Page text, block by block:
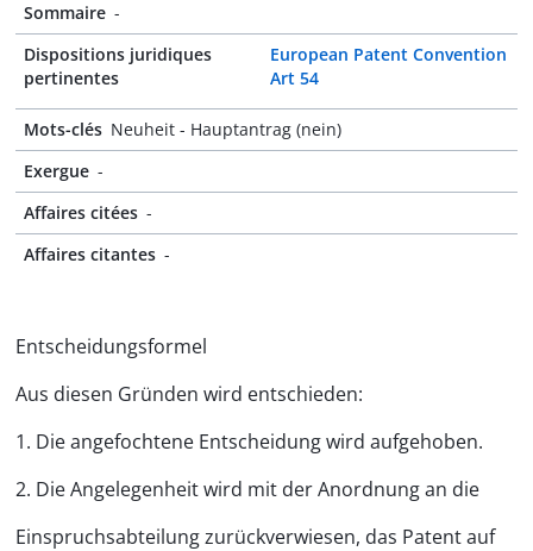
Sommaire -
Dispositions juridiques
pertinentes
European Patent Convention
Art 54
Mots-clés Neuheit - Hauptantrag (nein)
Exergue -
Affaires citées -
Affaires citantes -
Entscheidungsformel
Aus diesen Gründen wird entschieden:
1. Die angefochtene Entscheidung wird aufgehoben.
2. Die Angelegenheit wird mit der Anordnung an die
Einspruchsabteilung zurückverwiesen, das Patent auf